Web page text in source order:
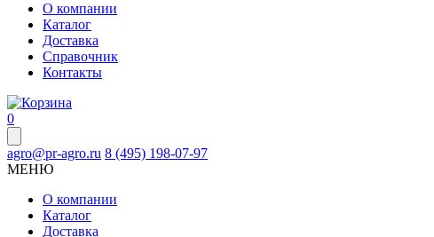
О компании
Каталог
Доставка
Справочник
Контакты
0
agro@pr-agro.ru 8 (495) 198-07-97
МЕНЮ
О компании
Каталог
Доставка